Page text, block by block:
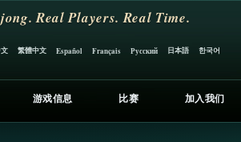
Real Players. Real Time.
繁體中文 Español Français Русский 日本語 한국어
游戏信息 比赛 加入我们